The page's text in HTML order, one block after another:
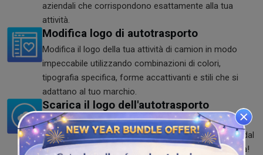
aziendali che corrispondono esattamente alla tua
attività.
Modifica logo di autotrasporto
Modifica il logo della tua attività di camion in modo
impeccabile utilizzando combinazioni di colori,
tipografia specifica, forme accattivanti e stili che si
adattano al tuo marchio.
Scarica il logo dell'autotrasporto
Dopo aver completato il camion con il logo, puoi
scaricarlo. Salva il logo nei formati PNG, SVG e JPG dal
nostro creatore di logo gratuito e veloce. Provalo ora!